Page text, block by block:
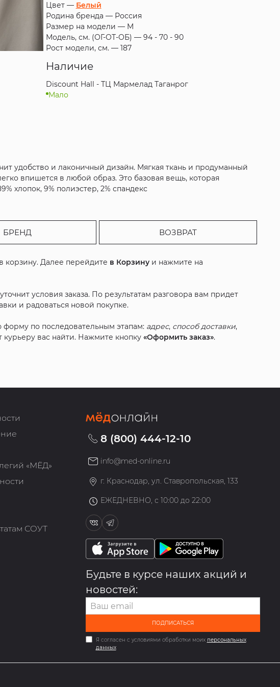
Цвет — Белый
Родина бренда — Россия
Размер на модели — M
Модель, см. (ОГ-ОТ-ОБ) — 94 - 70 - 90
Рост модели, см. — 187
Наличие
Discount Hall - ТЦ Мармелад Таганрог
Мало
удобство и лаконичный дизайн. Мягкая ткань и продуманный
впишется в любой образ. Это базовая вещь, которая
хлопок, 9% полиэстер, 2% спандекс
БРЕНД ВОЗВРАТ
корзину. Далее перейдите в Корзину и нажмите на
условия заказа. По результатам разговора вам придет
и радоваться новой покупке.
по последовательным этапам: адрес, способ доставки,
курьеру вас найти. Нажмите кнопку«Оформить заказ».
«МЁД»
СОУТ
8 (800) 444-12-10
info@med-online.ru
г. Краснодар, ул. Ставропольская, 133
ЕЖЕДНЕВНО, с 10:00 до 22:00
Будьте в курсе наших акций и
новостей:
ПОДПИСАТЬСЯ
Я согласен с условиями обработки моих персональных
данных